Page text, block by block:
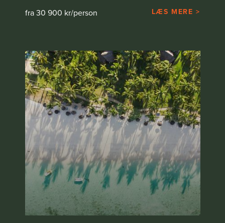
fra 30 900 kr/person LÆS MERE >